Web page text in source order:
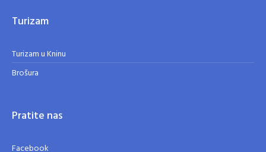
Turizam
Turizam u Kninu
Brošura
Pratite nas
Facebook